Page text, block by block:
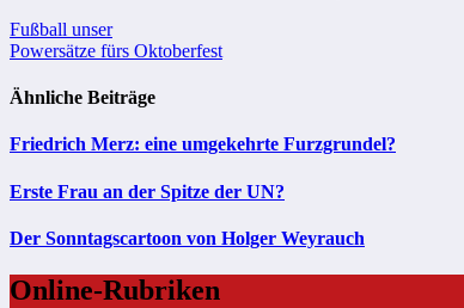
Beitragsnavigation
Fußball unser
Powersätze fürs Oktoberfest
Ähnliche Beiträge
Friedrich Merz: eine umgekehrte Furzgrundel?
Erste Frau an der Spitze der UN?
Der Sonntagscartoon von Holger Weyrauch
Online-Rubriken